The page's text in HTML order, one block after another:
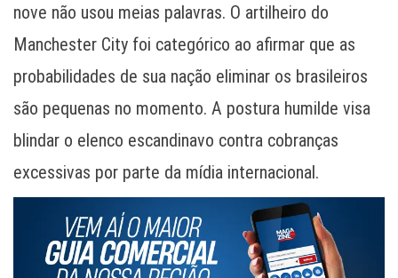
nove não usou meias palavras. O artilheiro do
Manchester City foi categórico ao afirmar que as
probabilidades de sua nação eliminar os brasileiros
são pequenas no momento. A postura humilde visa
blindar o elenco escandinavo contra cobranças
excessivas por parte da mídia internacional.